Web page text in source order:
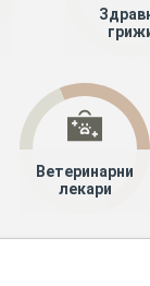
Ветеринарни
лекари